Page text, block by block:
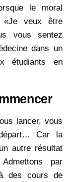
le moral
veux être
vous sentez
dans un
étudiants en
lancer, vous
Car la
autre résultat
par
des cours de